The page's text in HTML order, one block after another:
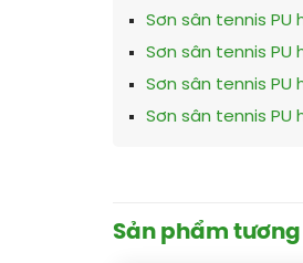
Sơn sân tennis PU
Sơn sân tennis PU
Sơn sân tennis PU
Sơn sân tennis PU
Sản phẩm